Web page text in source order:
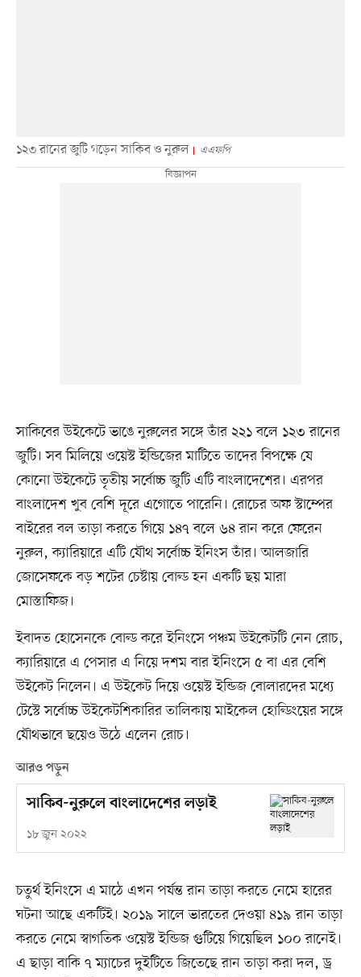
১২৩ রানের জুটি গড়েন সাকিব ও নুরুল এএফপি
সাকিবের উইকেটে ভাঙে নুরুলের সঙ্গে তাঁর ২২১ বলে ১২৩ রানের
জুটি। সব মিলিয়ে ওয়েস্ট ইন্ডিজের মাটিতে তাদের বিপক্ষে যে
কোনো উইকেটে তৃতীয় সর্বোচ্চ জুটি এটি বাংলাদেশের। এরপর
বাংলাদেশ খুব বেশি দূরে এগোতে পারেনি। রোচের অফ স্টাম্পের
বাইরের বল তাড়া করতে গিয়ে ১৪৭ বলে ৬৪ রান করে ফেরেন
নুরুল, ক্যারিয়ারে এটি যৌথ সর্বোচ্চ ইনিংস তাঁর। আলজারি
জোসেফকে বড় শটের চেষ্টায় বোল্ড হন একটি ছয় মারা
মোস্তাফিজ।
ইবাদত হোসেনকে বোল্ড করে ইনিংসে পঞ্চম উইকেটটি নেন রোচ,
ক্যারিয়ারে এ পেসার এ নিয়ে দশম বার ইনিংসে ৫ বা এর বেশি
উইকেট নিলেন। এ উইকেট দিয়ে ওয়েস্ট ইন্ডিজ বোলারদের মধ্যে
টেস্টে সর্বোচ্চ উইকেটশিকারির তালিকায় মাইকেল হোল্ডিংয়ের সঙ্গে
যৌথভাবে ছয়েও উঠে এলেন রোচ।
আরও পড়ুন
সাকিব-নুরুলে বাংলাদেশের লড়াই
১৮ জুন ২০২২
চতুর্থ ইনিংসে এ মাঠে এখন পর্যন্ত রান তাড়া করতে নেমে হারের
ঘটনা আছে একটিই। ২০১৯ সালে ভারতের দেওয়া ৪১৯ রান তাড়া
করতে নেমে স্বাগতিক ওয়েস্ট ইন্ডিজ গুটিয়ে গিয়েছিল ১০০ রানেই।
এ ছাড়া বাকি ৭ ম্যাচের দুইটিতে জিতেছে রান তাড়া করা দল, ড্র